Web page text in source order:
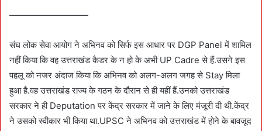
—————————
संघ लोक सेवा आयोग ने अभिनव को सिर्फ इस आधार पर DGP Panel में शामिल
नहीं किया कि वह उत्तराखंड कैडर के न हो के अभी UP Cadre से हैं.उसने इस
पहलू को नजर अंदाज किया कि अभिनव को अलग-अलग जगह से Stay मिला
हुआ है.वह उत्तराखंड राज्य के गठन के दौरान से ही यहीं हैं.उनको उत्तराखंड
सरकार ने ही Deputation पर केंद्र सरकार में जाने के लिए मंजूरी दी थी.केंद्र
ने उसको स्वीकार भी किया था.UPSC ने अभिनव को उत्तराखंड में होने के बावजूद